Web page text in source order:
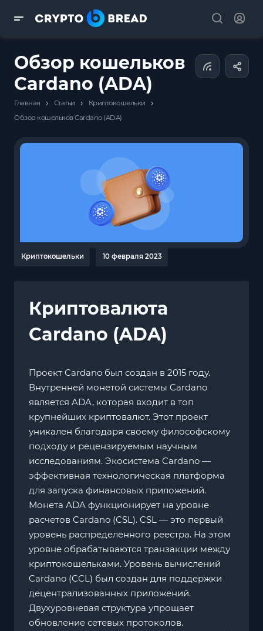
Обзор кошельков
Cardano (ADA)
Главная › Статьи › Криптокошельки ›
Обзор кошельков Cardano (ADA)
Криптокошельки 10 февраля 2023
Криптовалюта
Cardano (ADA)
Проект Cardano был создан в 2015 году.
Внутренней монетой системы Cardano
является ADA, которая входит в топ
крупнейших криптовалют. Этот проект
уникален благодаря своему философскому
подходу и рецензируемым научным
исследованиям. Экосистема Cardano —
эффективная технологическая платформа
для запуска финансовых приложений.
Монета ADA функционирует на уровне
расчетов Cardano (CSL). CSL — это первый
уровень распределенного реестра. На этом
уровне обрабатываются транзакции между
криптокошельками. Уровень вычислений
Cardano (CCL) был создан для поддержки
децентрализованных приложений.
Двухуровневая структура упрощает
обновление сетевых протоколов.